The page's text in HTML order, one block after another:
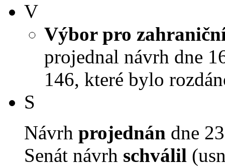
V
Výbor pro
projednal návrh dne
146, které bylo
S
Návrh projednán dne
Senát návrh schválil